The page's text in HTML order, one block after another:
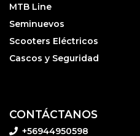
MTB Line
Seminuevos
Scooters Eléctricos
Cascos y Seguridad
CONTÁCTANOS
+56944950598